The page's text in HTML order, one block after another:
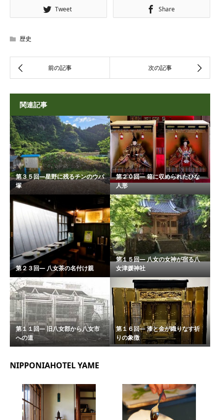
Tweet Share
歴史
関連記事
第３５回―星野に残るチンのウバ
塚
第２０回― 箱に収められたひな
人形
第２３回― 八女茶の名付け親
第１５回― 八女の女神が宿る八
女津媛神社
第１１回― 旧八女郡から八女市
への道
第１６回― 漆と金が織りなす祈
りの象徴
NIPPONIAHOTEL YAME